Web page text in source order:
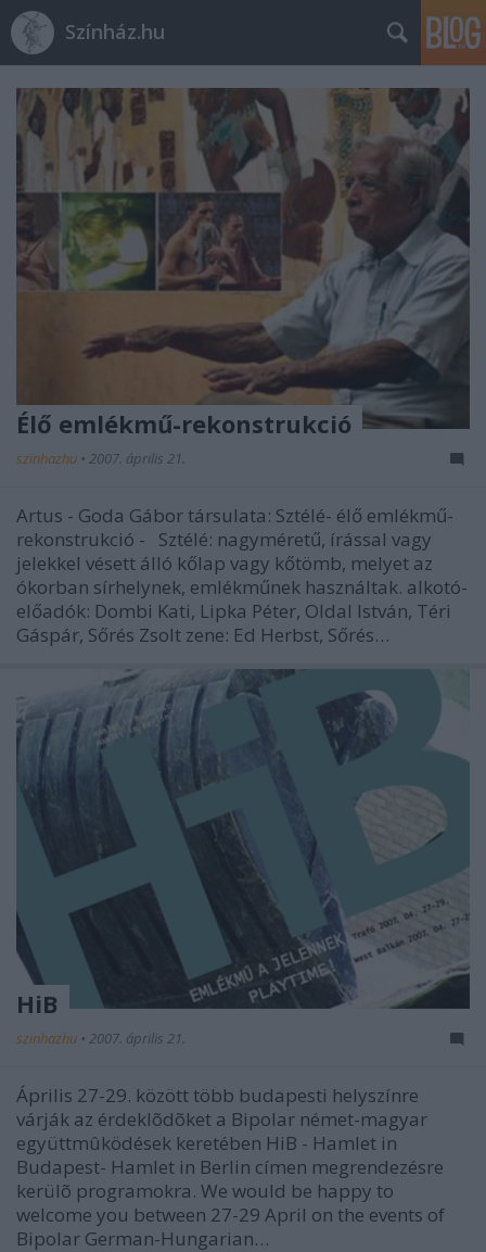
Színház.hu
Élő emlékmű-rekonstrukció
szinhazhu • 2007. április 21.
Artus - Goda Gábor társulata: Sztélé- élő emlékmű-
rekonstrukció - Sztélé: nagyméretű, írással vagy
jelekkel vésett álló kőlap vagy kőtömb, melyet az
ókorban sírhelynek, emlékműnek használtak. alkotó-
előadók: Dombi Kati, Lipka Péter, Oldal István, Téri
Gáspár, Sőrés Zsolt zene: Ed Herbst, Sőrés…
HiB
szinhazhu • 2007. április 21.
Április 27-29. között több budapesti helyszínre
várják az érdeklõdõket a Bipolar német-magyar
együttmûködések keretében HiB - Hamlet in
Budapest- Hamlet in Berlin címen megrendezésre
kerülõ programokra. We would be happy to
welcome you between 27-29 April on the events of
Bipolar German-Hungarian…